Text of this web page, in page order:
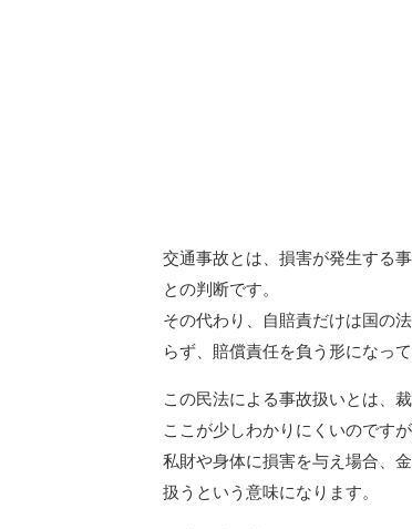
交通事故とは、損害が発生する
との判断です。
その代わり、自賠責だけは国の
らず、賠償責任を負う形になって
この民法による事故扱いとは、
ここが少しわかりにくいのです
私財や身体に損害を与え場合、
扱うという意味になります。